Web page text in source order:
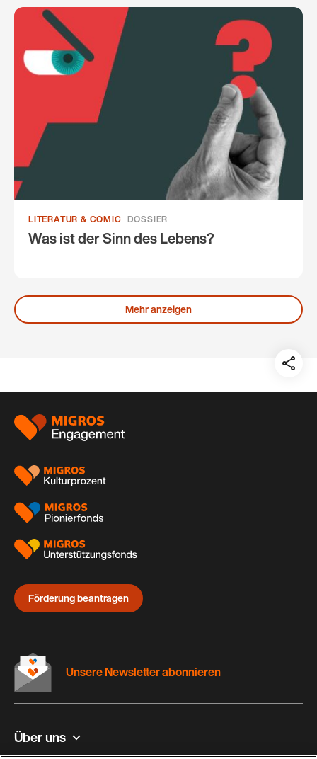
LITERATUR & COMIC DOSSIER
Was ist der Sinn des Lebens?
Mehr anzeigen
auf:
Footer
Förderung beantragen
Über uns
Unsere Newsletter abonnieren